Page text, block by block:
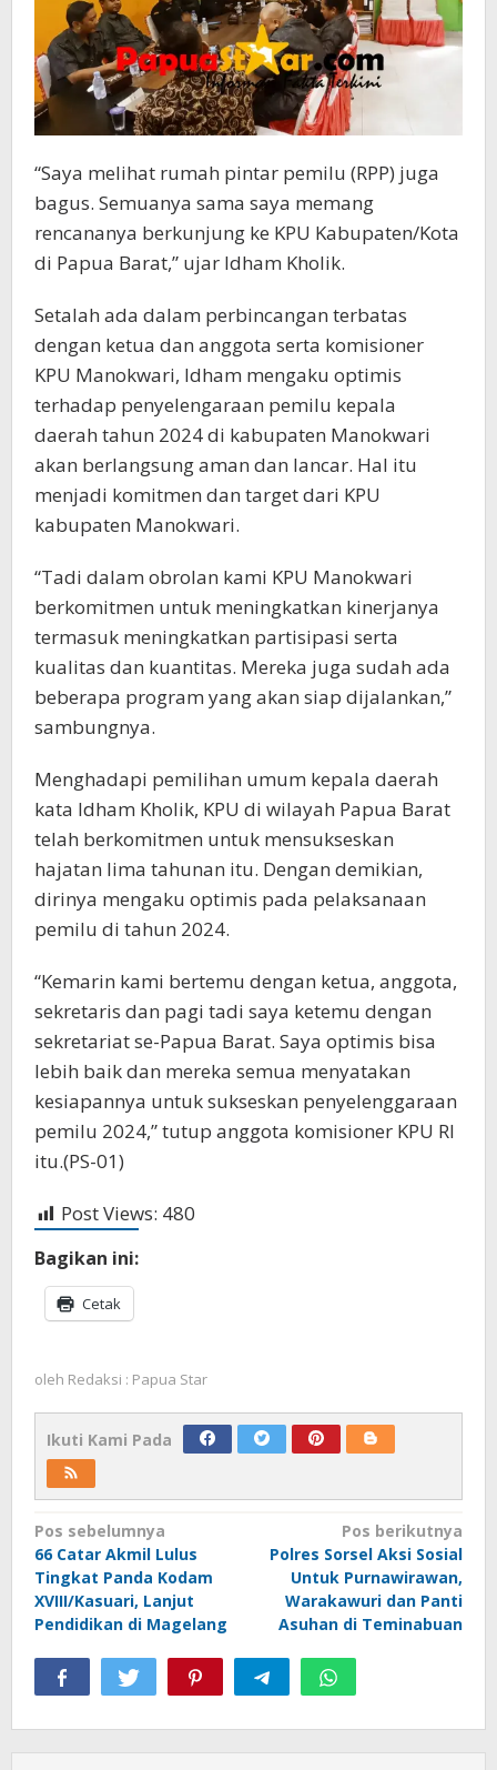
“Saya melihat rumah pintar pemilu (RPP) juga
bagus. Semuanya sama saya memang
rencananya berkunjung ke KPU Kabupaten/Kota
di Papua Barat,” ujar Idham Kholik.
Setalah ada dalam perbincangan terbatas
dengan ketua dan anggota serta komisioner
KPU Manokwari, Idham mengaku optimis
terhadap penyelengaraan pemilu kepala
daerah tahun 2024 di kabupaten Manokwari
akan berlangsung aman dan lancar. Hal itu
menjadi komitmen dan target dari KPU
kabupaten Manokwari.
“Tadi dalam obrolan kami KPU Manokwari
berkomitmen untuk meningkatkan kinerjanya
termasuk meningkatkan partisipasi serta
kualitas dan kuantitas. Mereka juga sudah ada
beberapa program yang akan siap dijalankan,”
sambungnya.
Menghadapi pemilihan umum kepala daerah
kata Idham Kholik, KPU di wilayah Papua Barat
telah berkomitmen untuk mensukseskan
hajatan lima tahunan itu. Dengan demikian,
dirinya mengaku optimis pada pelaksanaan
pemilu di tahun 2024.
“Kemarin kami bertemu dengan ketua, anggota,
sekretaris dan pagi tadi saya ketemu dengan
sekretariat se-Papua Barat. Saya optimis bisa
lebih baik dan mereka semua menyatakan
kesiapannya untuk sukseskan penyelenggaraan
pemilu 2024,” tutup anggota komisioner KPU RI
itu.(PS-01)
Post Views: 480
Bagikan ini:
Cetak
oleh Redaksi : Papua Star
Ikuti Kami Pada
Navigasi
pos
Pos sebelumnya
66 Catar Akmil Lulus
Tingkat Panda Kodam
XVIII/Kasuari, Lanjut
Pendidikan di Magelang
Pos berikutnya
Polres Sorsel Aksi Sosial
Untuk Purnawirawan,
Warakawuri dan Panti
Asuhan di Teminabuan